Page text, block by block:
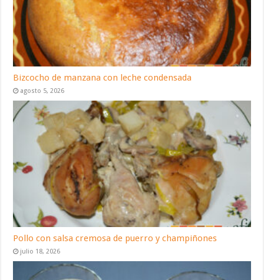
Bizcocho de manzana con leche condensada
agosto 5, 2026
Pollo con salsa cremosa de puerro y champiñones
julio 18, 2026